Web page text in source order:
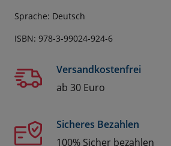
Sprache: Deutsch
ISBN: 978-3-99024-924-6
Versandkostenfrei
ab 30 Euro
Sicheres Bezahlen
100% Sicher bezahlen